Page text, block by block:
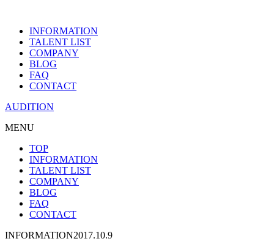
INFORMATION
TALENT LIST
COMPANY
BLOG
FAQ
CONTACT
AUDITION
MENU
TOP
INFORMATION
TALENT LIST
COMPANY
BLOG
FAQ
CONTACT
INFORMATION2017.10.9